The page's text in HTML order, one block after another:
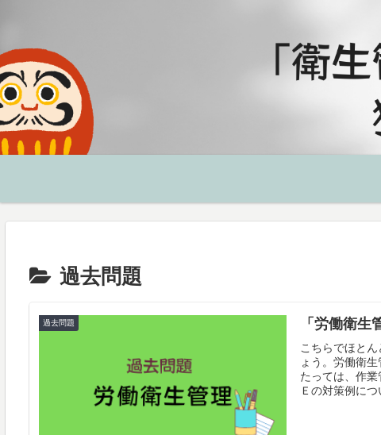
過去問題
過去問題 「労働衛生
こちらでほと
ょう。労働衛
たっては、作
Ｅの対策例につ